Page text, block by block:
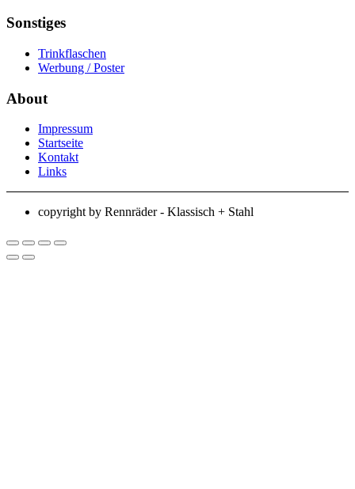
Sonstiges
Trinkflaschen
Werbung / Poster
About
Impressum
Startseite
Kontakt
Links
copyright by Rennräder - Klassisch + Stahl